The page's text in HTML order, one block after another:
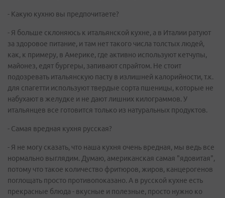
- Какую кухню вы предпочитаете?
- Я больше склоняюсь к итальянской кухне, а в Италии ратуют
за здоровое питание, и там нет такого числа толстых людей,
как, к примеру, в Америке, где активно используют кетчупы,
майонез, едят бургеры, запивают спрайтом. Не стоит
подозревать итальянскую пасту в излишней калорийности, т.к.
для спагетти используют твердые сорта пшеницы, которые не
набухают в желудке и не дают лишних килограммов. У
итальянцев все готовится только из натуральных продуктов.
- Самая вредная кухня русская?
- Я не могу сказать, что наша кухня очень вредная, мы ведь все
нормально выглядим. Думаю, американская самая "ядовитая",
потому что такое количество фритюров, жиров, канцерогенов
поглощать просто противопоказано. А в русской кухне есть
прекрасные блюда - вкусные и полезные, просто нужно ко